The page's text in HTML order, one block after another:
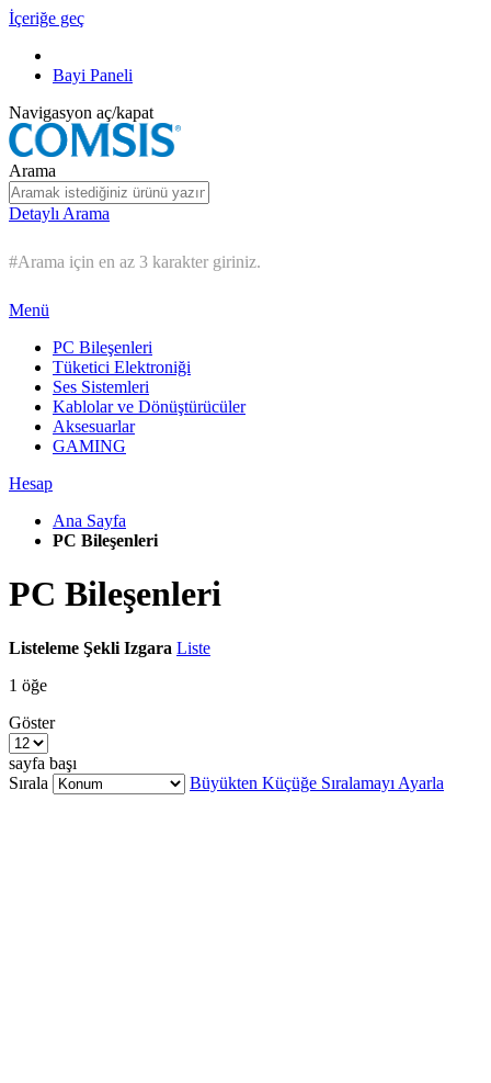
İçeriğe geç
Bayi Paneli
Navigasyon aç/kapat
Arama
Detaylı Arama
#Arama için en az 3 karakter giriniz.
Menü
PC Bileşenleri
Tüketici Elektroniği
Ses Sistemleri
Kablolar ve Dönüştürücüler
Aksesuarlar
GAMING
Hesap
Ana Sayfa
PC Bileşenleri
PC Bileşenleri
Listeleme Şekli Izgara Liste
1 öğe
Göster
sayfa başı
Sırala
Büyükten Küçüğe Sıralamayı Ayarla